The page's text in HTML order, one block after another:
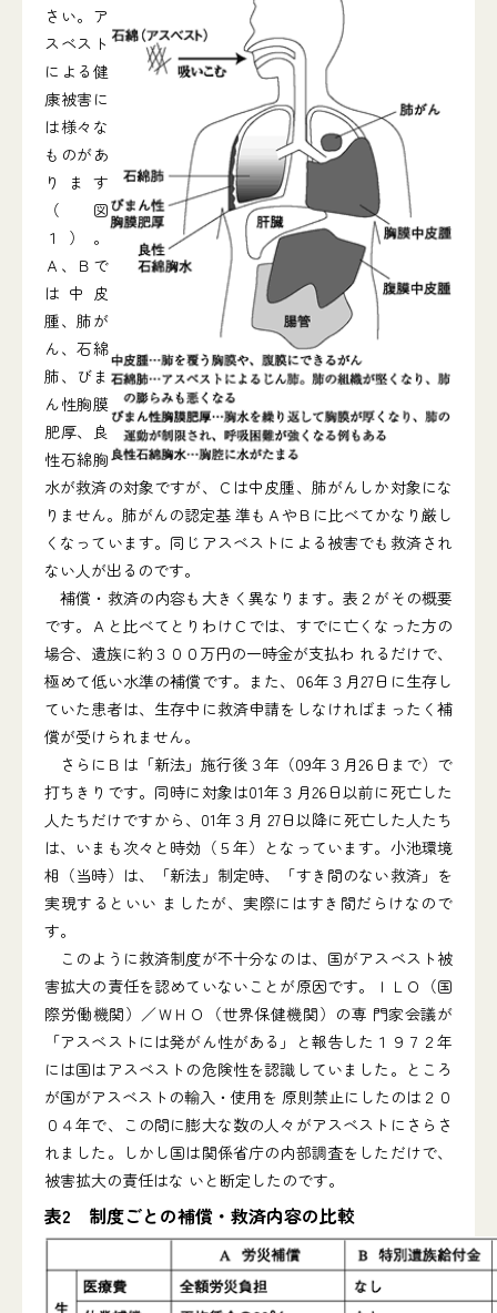
さい。ア
スベスト
による健
康被害に
は様々な
ものがあ
ります
（図
１）。
Ａ、Ｂで
は中皮
腫、肺が
ん、石綿
肺、びま
ん性胸膜
肥厚、良
性石綿胸
水が救済の対象ですが、Ｃは中皮腫、肺がんしか対象にな
りません。肺がんの認定基 準もＡやＢに比べてかなり厳し
くなっています。同じアスベストによる被害でも救済され
ない人が出るのです。
補償・救済の内容も大きく異なります。表２がその概要
です。Ａと比べてとりわけＣでは、すでに亡くなった方の
場合、遺族に約３００万円の一時金が支払わ れるだけで、
極めて低い水準の補償です。また、06年３月27日に生存し
ていた患者は、生存中に救済申請をしなければまったく補
償が受けられません。
さらにＢは「新法」施行後３年（09年３月26日まで）で
打ちきりです。同時に対象は01年３月26日以前に死亡した
人たちだけですから、01年３月 27日以降に死亡した人たち
は、いまも次々と時効（５年）となっています。小池環境
相（当時）は、「新法」制定時、「すき間のない救済」を
実現するといい ましたが、実際にはすき間だらけなので
す。
このように救済制度が不十分なのは、国がアスベスト被
害拡大の責任を認めていないことが原因です。ＩＬＯ（国
際労働機関）／ＷＨＯ（世界保健機関）の専 門家会議が
「アスベストには発がん性がある」と報告した１９７２年
には国はアスベストの危険性を認識していました。ところ
が国がアスベストの輸入・使用を 原則禁止にしたのは２０
０４年で、この間に膨大な数の人々がアスベストにさらさ
れました。しかし国は関係省庁の内部調査をしただけで、
被害拡大の責任はな いと断定したのです。
表2 制度ごとの補償・救済内容の比較